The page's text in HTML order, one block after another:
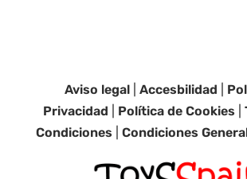
Aviso legal |Accesbilidad
Privacidad
Política de Cookies |
Condiciones |Condiciones